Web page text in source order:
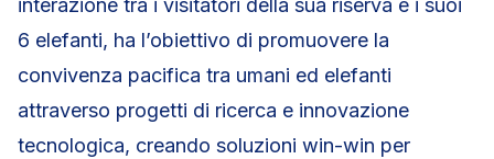
interazione tra i visitatori della sua riserva e i suoi
6 elefanti, ha l’obiettivo di promuovere la
convivenza pacifica tra umani ed elefanti
attraverso progetti di ricerca e innovazione
tecnologica, creando soluzioni win-win per